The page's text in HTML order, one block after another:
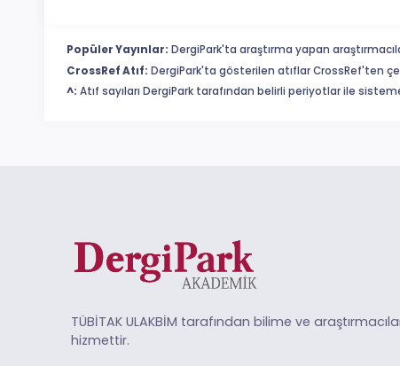
Popüler Yayınlar: DergiPark'ta araştırma yapan
CrossRef Atıf: DergiPark'ta gösterilen atıflar CrossRef'ten
^: Atıf sayıları DergiPark tarafından belirli periyotlar ile
TÜBİTAK ULAKBİM tarafından bilime ve
hizmettir.